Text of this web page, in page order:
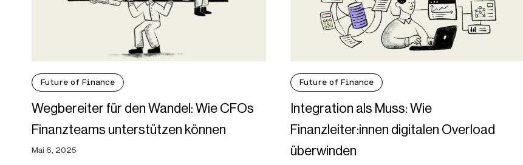
Future of Finance
Wegbereiter für den Wandel: Wie CFOs
Finanzteams unterstützen können
Mai 6, 2025
Future of Finance
Integration als Muss: Wie
Finanzleiter:innen digitalen Overload
überwinden